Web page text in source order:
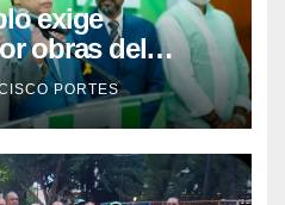
exige
obras del
Jardines del
PORTES